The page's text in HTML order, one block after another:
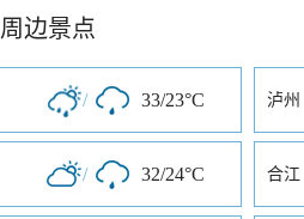
周边景点
/ 33/23°C 泸州
/ 32/24°C 合江